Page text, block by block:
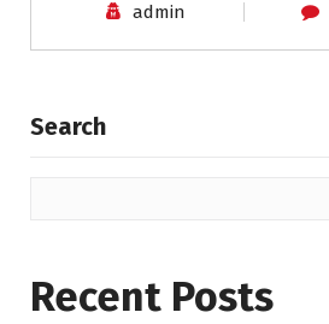
admin
Search
Recent Posts